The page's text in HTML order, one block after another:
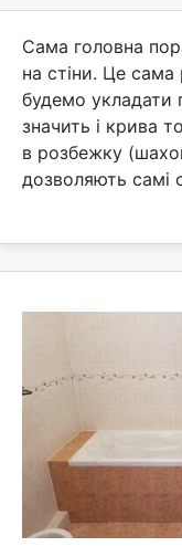
Сама головна
на стіни. Це сама
будемо укладати
значить і крива
в розбежку
дозволяють самі